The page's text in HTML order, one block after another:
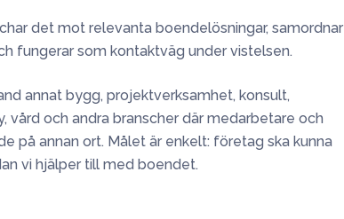
det mot relevanta boendelösningar, samordnar
fungerar som kontaktväg under vistelsen.
annat bygg, projektverksamhet, konsult,
vård och andra branscher där medarbetare och
på annan ort. Målet är enkelt: företag ska kunna
vi hjälper till med boendet.